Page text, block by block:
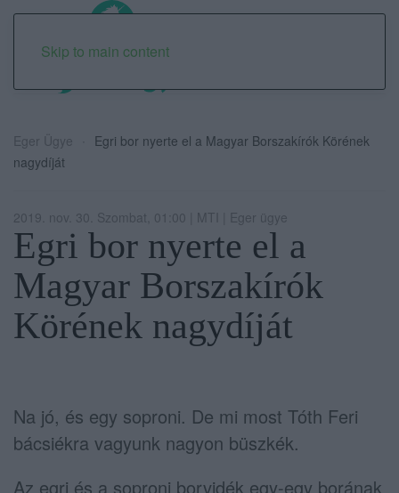
Skip to main content
Eger Ügye
Egri bor nyerte el a Magyar Borszakírók Körének
nagydíját
2019. nov. 30. Szombat, 01:00 | MTI | Eger ügye
Egri bor nyerte el a
Magyar Borszakírók
Körének nagydíját
Na jó, és egy soproni. De mi most Tóth Feri
bácsiékra vagyunk nagyon büszkék.
Az egri és a soproni borvidék egy-egy borának